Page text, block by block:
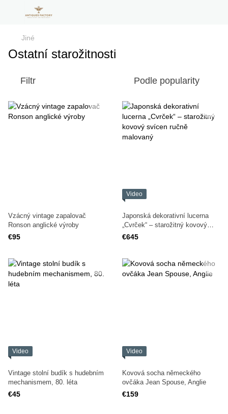
Jiné
Ostatní starožitnosti
Filtr Podle popularity
Vzácný vintage zapalovač
Ronson anglické výroby
€95
Video
Japonská dekorativní lucerna
„Cvrček“ – starožitný kovový
svícen ručně malovaný
€645
Video
Vintage stolní budík s hudebním
mechanismem, 80. léta
€45
Video
Kovová socha německého
ovčáka Jean Spouse, Anglie
€159